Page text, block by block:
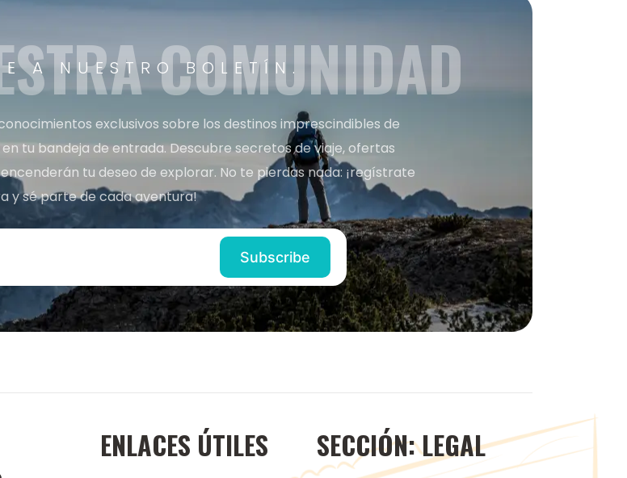
A NUESTRO BOLETÍN.COMUNIDAD
exclusivos sobre los destinos imprescindibles de
tu bandeja de entrada. Descubre secretos de viaje, ofertas
tu deseo de explorar. No te pierdas nada: ¡regístrate
y sé parte de cada aventura!
ENLACES ÚTILES SECCIÓN: LEGAL